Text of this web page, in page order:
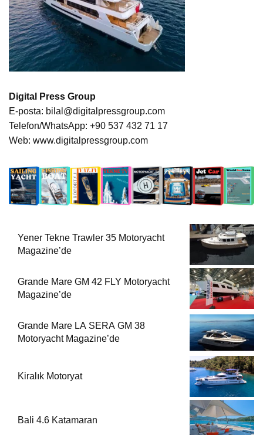
Digital Press Group
E-posta: bilal@digitalpressgroup.com
Telefon/WhatsApp: +90 537 432 71 17
Web: www.digitalpressgroup.com
Yener Tekne Trawler 35 Motoryacht
Magazine’de
Grande Mare GM 42 FLY Motoryacht
Magazine’de
Grande Mare LA SERA GM 38
Motoryacht Magazine’de
Kiralık Motoryat
Bali 4.6 Katamaran